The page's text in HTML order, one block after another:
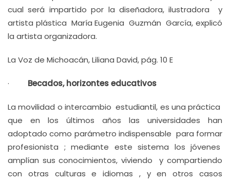
cual será impartido por la diseñadora, ilustradora y
artista plástica María Eugenia Guzmán García, explicó
la artista organizadora.
La Voz de Michoacán, Liliana David, pág. 10 E
· Becados, horizontes educativos
La movilidad o intercambio estudiantil, es una práctica
que en los últimos años las universidades han
adoptado como parámetro indispensable para formar
profesionista ; mediante este sistema los jóvenes
amplían sus conocimientos, viviendo y compartiendo
con otras culturas e idiomas , y en otros casos